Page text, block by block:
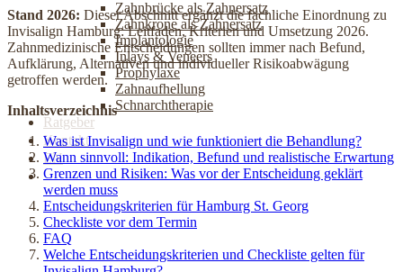
Zahnbrücke als Zahnersatz
Zahnkrone als Zahnersatz
Implantologie
Inlays & Veneers
Prophylaxe
Zahnaufhellung
Schnarchtherapie
Ratgeber
Kontakt
EN
Jetzt online Termin buchen
Stand 2026: Dieser Abschnitt ergänzt die fachliche Einordnung zu
Invisalign Hamburg: Leitfaden, Kriterien und Umsetzung 2026.
Zahnmedizinische Entscheidungen sollten immer nach Befund,
Aufklärung, Alternativen und individueller Risikoabwägung
getroffen werden.
Inhaltsverzeichnis
Was ist Invisalign und wie funktioniert die Behandlung?
Wann sinnvoll: Indikation, Befund und realistische Erwartung
Grenzen und Risiken: Was vor der Entscheidung geklärt
werden muss
Entscheidungskriterien für Hamburg St. Georg
Checkliste vor dem Termin
FAQ
Welche Entscheidungskriterien und Checkliste gelten für